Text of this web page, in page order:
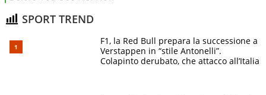
SPORT TREND
F1, la Red Bull prepara la successione a
Verstappen in “stile Antonelli”.
Colapinto derubato, che attacco all’Italia